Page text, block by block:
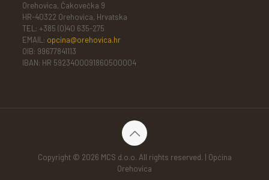
Orehovica, Čakovečka 9
HR-40322 Orehovica, Hrvatska
TEL: +385 (0)40 635-275
EMAIL: opcina@orehovica.hr
OIB: 99677841113
IBAN: HR 5923400091860500004
Copyright © 2026 MCS d.o.o. All rights reserved. | Općina
Orehovica